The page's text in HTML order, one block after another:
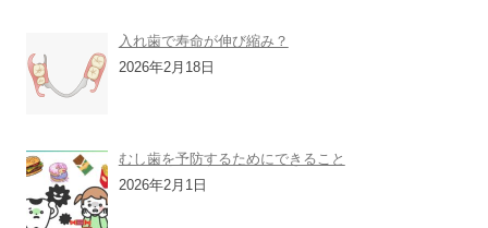
入れ歯で寿命が伸び縮み？
2026年2月18日
むし歯を予防するためにできること
2026年2月1日